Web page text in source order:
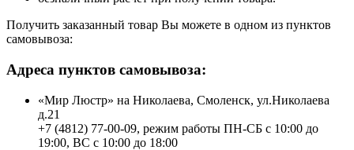
Получить заказанный товар Вы можете в одном из пунктов
самовывоза:
Адреса пунктов самовывоза:
«Мир Люстр» на Николаева, Смоленск, ул.Николаева
д.21
+7 (4812) 77-00-09, режим работы ПН-СБ с 10:00 до
19:00, ВС с 10:00 до 18:00